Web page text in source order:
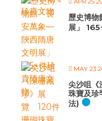
歷史博
展」
MAY 23
尖沙咀
珠寶及
法)